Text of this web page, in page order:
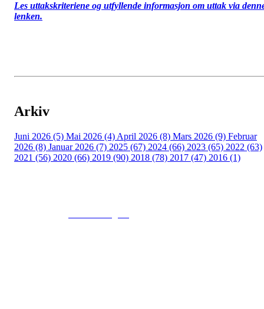
Les uttakskriteriene og utfyllende informasjon om uttak via
lenken.
Arkiv
Juni 2026 (5) Mai 2026 (4) April 2026 (8) Mars 2026 (9) Februar
2026 (8) Januar 2026 (7) 2025 (67) 2024 (66) 2023 (65) 2022 (63)
2021 (56) 2020 (66) 2019 (90) 2018 (78) 2017 (47) 2016 (1)